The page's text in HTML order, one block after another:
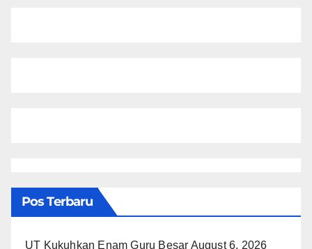
Pos Terbaru
UT Kukuhkan Enam Guru Besar August 6, 2026